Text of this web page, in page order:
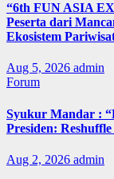
“6th FUN ASIA
Peserta dari
Ekosistem
Aug 5, 2026 admin
Forum
Syukur Mandar :
Presiden:
Aug 2, 2026 admin